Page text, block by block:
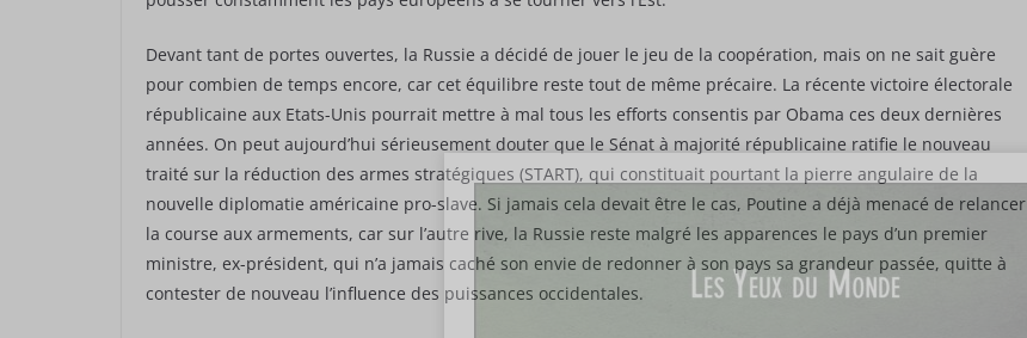
Devant tant de portes ouvertes, la Russie a décidé de jouer le jeu de la coopération, mais on ne sait guère
pour combien de temps encore, car cet équilibre reste tout de même précaire. La récente victoire électorale
républicaine aux Etats-Unis pourrait mettre à mal tous les efforts consentis par Obama ces deux dernières
années. On peut aujourd’hui sérieusement douter que le Sénat à majorité républicaine ratifie le nouveau
traité sur la réduction des armes stratégiques (START), qui constituait pourtant la pierre angulaire de la
nouvelle diplomatie américaine pro-slave. Si jamais cela devait être le cas, Poutine a déjà menacé de relancer
la course aux armements, car sur l’autre rive, la Russie reste malgré les apparences le pays d’un premier
ministre, ex-président, qui n’a jamais caché son envie de redonner à son pays sa grandeur passée, quitte à
contester de nouveau l’influence des puissances occidentales.